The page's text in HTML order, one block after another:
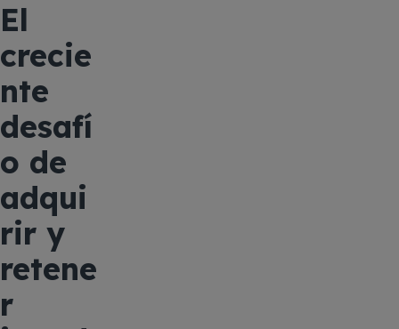
El
crecie
nte
desafí
o de
adqui
rir y
retene
r